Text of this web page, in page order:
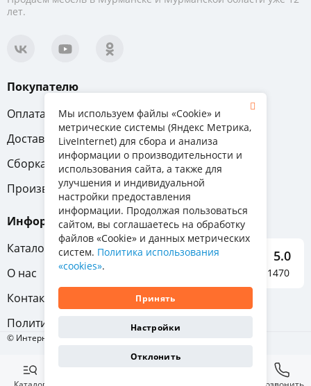
лет.
Покупателю
Оплата
Вопрос-ответ
Доставка
Обмен и возврат
Сборка
Гарантия
Производители
Информация
Каталог мебели
О нас
Контакты
Политика конфиденциальности
5.0
Отзывы о нас 1470
© Интернет-магазин «Отличная мебель», 2011-2026
Мы используем файлы «Cookie» и
метрические системы (Яндекс Метрика,
LiveInternet) для сбора и анализа
информации о производительности и
использования сайта, а также для
улучшения и индивидуальной
настройки предоставления
информации. Продолжая пользоваться
сайтом, вы соглашаетесь на обработку
файлов «Cookie» и данных метрических
систем. Политика использования
«cookies».
Принять
Настройки
Отклонить